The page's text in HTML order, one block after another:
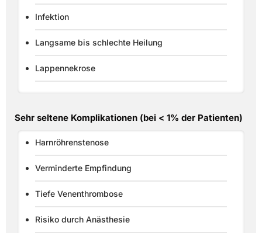
Infektion
Langsame bis schlechte Heilung
Lappennekrose
Sehr seltene Komplikationen (bei < 1% der Patienten)
Harnröhrenstenose
Verminderte Empfindung
Tiefe Venenthrombose
Risiko durch Anästhesie